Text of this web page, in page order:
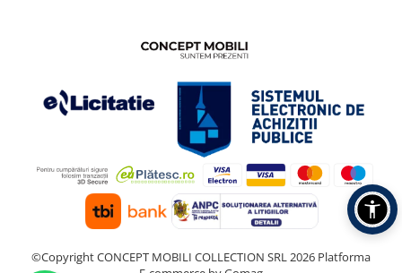
©Copyright CONCEPT MOBILI COLLECTION SRL 2026 Platforma